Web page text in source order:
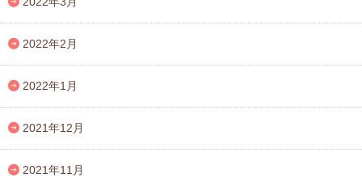
2022年2月
2022年1月
2021年12月
2021年11月